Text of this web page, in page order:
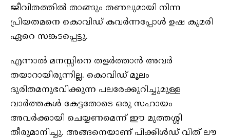
ജീവിതത്തില്‍ താങ്ങും തണലുമായി നിന്ന
പ്രിയതമനെ കൊവിഡ് കവര്‍ന്നപ്പോള്‍ ഉഷ കുമരി
ഏറെ സങ്കടപ്പെട്ടു.
എന്നാല്‍ മനസ്സിനെ തളര്‍ത്താന്‍ അവര്‍
തയാറായിരുന്നില്ല. കൊവിഡ് മൂലം
ദുരിതമനുഭവിക്കുന്ന പലരേക്കുറിച്ചുമുള്ള
വാര്‍ത്തകള്‍ കേട്ടതോടെ ഒരു സഹായം
അവര്‍ക്കായി ചെയ്യണമെന്ന് ഈ മുത്തശ്ശി
തീരുമാനിച്ചു. അങ്ങനെയാണ് പിക്കിള്‍ഡ് വിത് ലൗ